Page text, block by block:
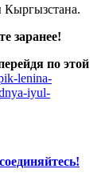
Кыргызстана.
заранее!
по этой
lenina-
iyul-